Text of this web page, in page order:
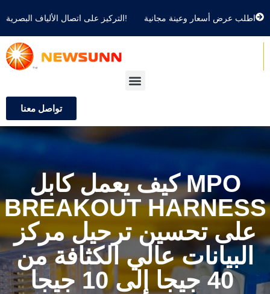
التركيز على اتصال الألياف البصرية! اطلب عرض أسعار وعينة مجانية
تواصل معنا
كيف يعمل كابل MPO
BREAKOUT HARNESS
على تحسين ترحيل مركز
البيانات عالي الكثافة من
40 جيجا إلى 10 جيجا